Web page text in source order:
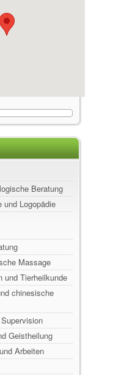
Beratung
und Logopädie
Massage
und Tierheilkunde
chinesische
Geistheilung
Arbeiten